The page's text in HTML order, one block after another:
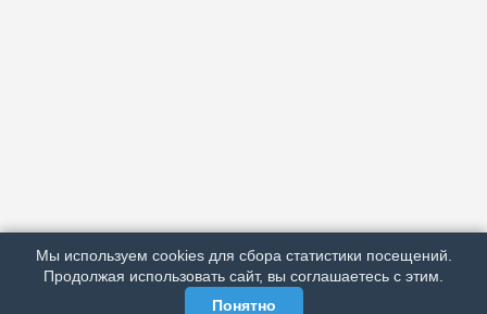
РЕКЛАМА У НАС
МЫ В СОЦСЕТЯХ
Мы используем cookies для сбора статистики посещений.
Продолжая использовать сайт, вы соглашаетесь с этим.
Понятно